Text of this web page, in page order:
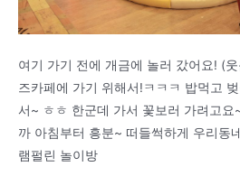
여기 가기 전에 개금에 놀러 갔어요! (
즈카페에 가기 위해서!ㅋㅋㅋ 밥먹고
서~ ㅎㅎ 한군데 가서 꽃보러 가려고요
까 아침부터 흥분~ 떠들썩하게 우리동
램펄린 놀이방